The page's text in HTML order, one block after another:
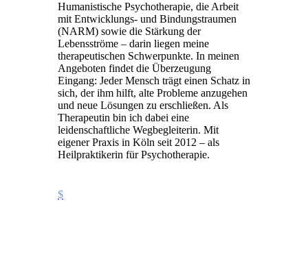
Humanistische Psychotherapie, die Arbeit
mit Entwicklungs- und Bindungstraumen
(NARM) sowie die Stärkung der
Lebensströme – darin liegen meine
therapeutischen Schwerpunkte. In meinen
Angeboten findet die Überzeugung
Eingang: Jeder Mensch trägt einen Schatz in
sich, der ihm hilft, alte Probleme anzugehen
und neue Lösungen zu erschließen. Als
Therapeutin bin ich dabei eine
leidenschaftliche Wegbegleiterin. Mit
eigener Praxis in Köln seit 2012 – als
Heilpraktikerin für Psychotherapie.